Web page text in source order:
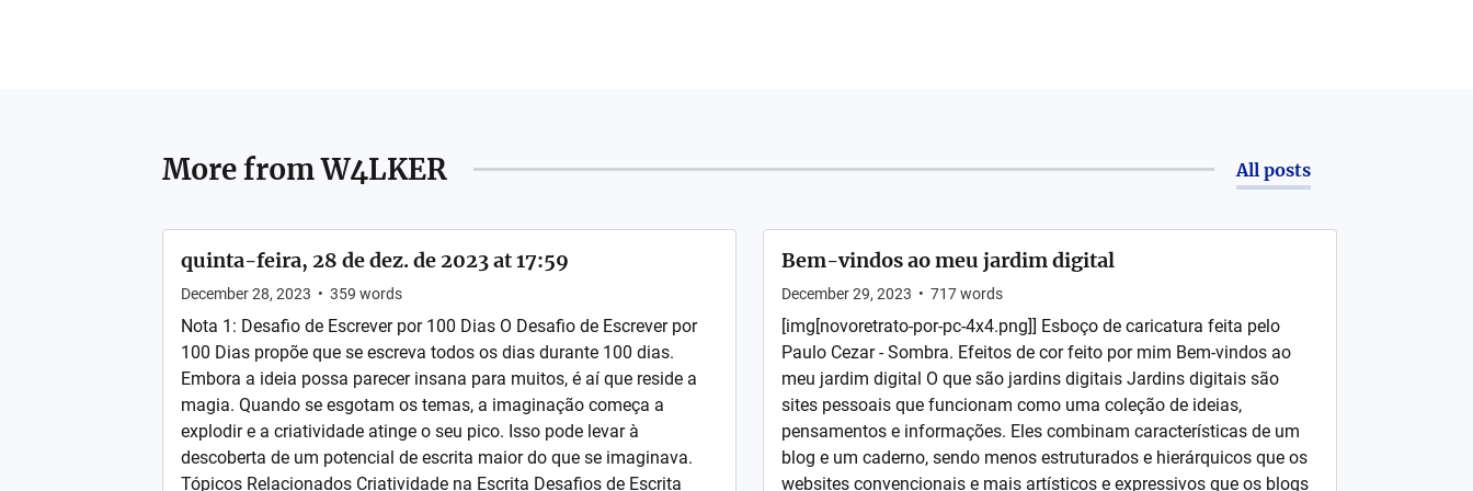
More fromW4LKER All posts
quinta-feira, 28 de dez. de 2023 at 17:59
December 28, 2023 • 359 words
Nota 1: Desafio de Escrever por 100 Dias O Desafio de Escrever por
100 Dias propõe que se escreva todos os dias durante 100 dias.
Embora a ideia possa parecer insana para muitos, é aí que reside a
magia. Quando se esgotam os temas, a imaginação começa a
explodir e a criatividade atinge o seu pico. Isso pode levar à
descoberta de um potencial de escrita maior do que se imaginava.
Tópicos Relacionados Criatividade na Escrita Desafios de Escrita
Bem-vindos ao meu jardim digital
December 29, 2023 • 717words
[img[novoretrato-por-pc-4x4.png]] Esboço de caricatura feita pelo
Paulo Cezar - Sombra. Efeitos de cor feito por mim Bem-vindos ao
meu jardim digital O que são jardins digitais Jardins digitais são
sites pessoais que funcionam como uma coleção de ideias,
pensamentos e informações. Eles combinam características de um
blog e um caderno, sendo menos estruturados e hierárquicos que os
websites convencionais e mais artísticos e expressivos que os blogs